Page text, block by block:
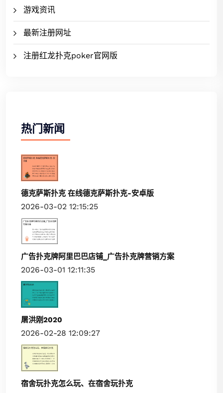
游戏资讯
最新注册网址
注册红龙扑克poker官网版
热门新闻
德克萨斯扑克 在线德克萨斯扑克-安卓版
2026-03-02 12:15:25
广告扑克牌阿里巴巴店铺_广告扑克牌营销方案
2026-03-01 12:11:35
屠洪刚2020
2026-02-28 12:09:27
宿舍玩扑克怎么玩、在宿舍玩扑克